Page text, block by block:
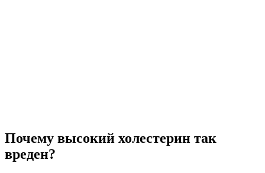
Почему высокий холестерин так
вреден?